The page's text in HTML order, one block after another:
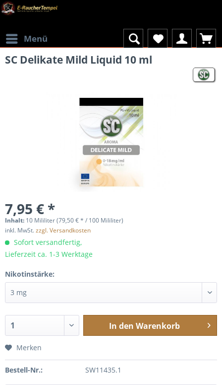
Menü
SC Delikate Mild Liquid 10 ml
7,95 € *
Inhalt: 10 Mililiter (79,50 € * / 100 Mililiter)
inkl. MwSt.zzgl. Versandkosten
Sofort versandfertig,
Lieferzeit ca. 1-3 Werktage
Nikotinstärke:
In den Warenkorb
Merken
Bestell-Nr.: SW11435.1